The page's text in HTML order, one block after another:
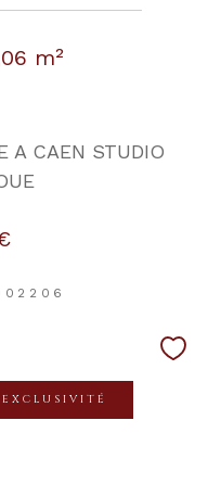
m²
A CAEN STUDIO
EXCLUSIVITÉ